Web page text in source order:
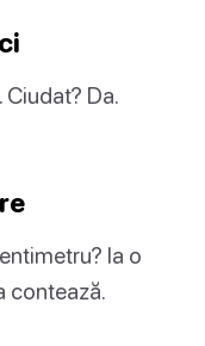
Da.
Ia o
contează.